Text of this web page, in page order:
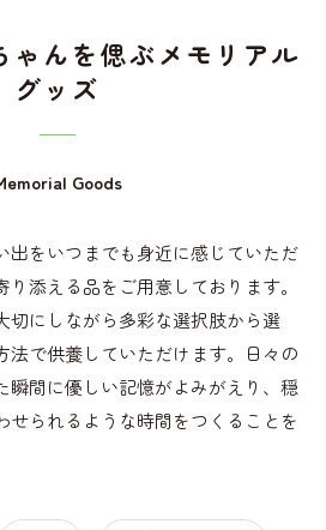
ゃんを偲ぶメモリアル
グッズ
Goods
出をいつまでも身近に感じていただ
添える品をご用意しております。
切にしながら多彩な選択肢から選
法で供養していただけます。日々の
瞬間に優しい記憶がよみがえり、穏
せられるような時間をつくることを